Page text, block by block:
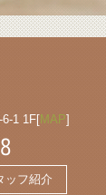
6-1 1F[MAP]
ッフ紹介